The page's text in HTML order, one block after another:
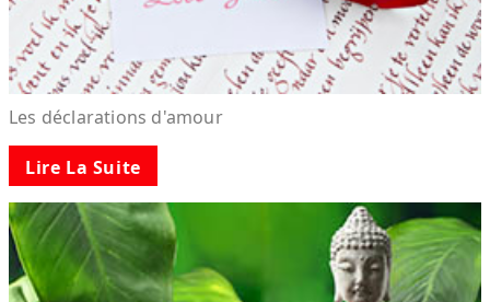
Les déclarations d'amour
Lire La Suite